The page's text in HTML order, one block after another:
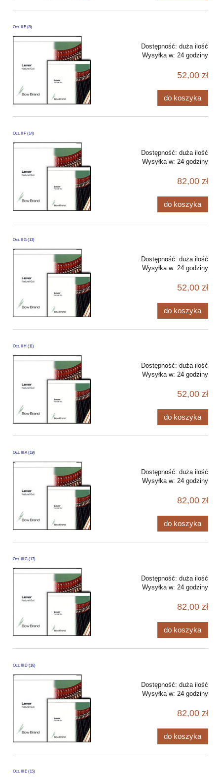
Oct. II E (8)
Dostępność: duża ilość
Wysyłka w: 24 godziny
52,00 zł
do koszyka
Oct. II F (14)
Dostępność: duża ilość
Wysyłka w: 24 godziny
82,00 zł
do koszyka
Oct. II G (13)
Dostępność: duża ilość
Wysyłka w: 24 godziny
52,00 zł
do koszyka
Oct. II H (11)
Dostępność: duża ilość
Wysyłka w: 24 godziny
52,00 zł
do koszyka
Oct. III A (19)
Dostępność: duża ilość
Wysyłka w: 24 godziny
82,00 zł
do koszyka
Oct. III C (17)
Dostępność: duża ilość
Wysyłka w: 24 godziny
82,00 zł
do koszyka
Oct. III D (16)
Dostępność: duża ilość
Wysyłka w: 24 godziny
82,00 zł
do koszyka
Oct. III E (15)